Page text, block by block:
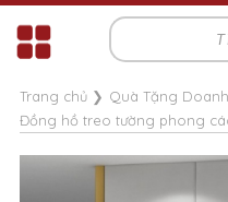
Trang chủ❯ Quà Tặng
Đồng hồ treo tường phong